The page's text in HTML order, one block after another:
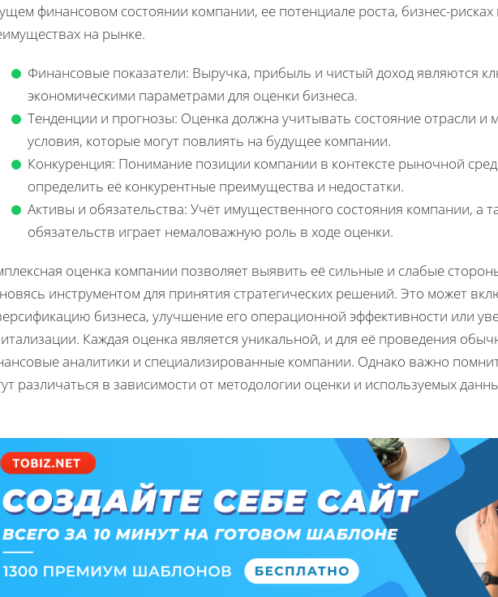
финансовом состоянии компании, ее потенциале роста, бизнес-рисках
на рынке.
Финансовые показатели: Выручка, прибыль и чистый доход являются
экономическими параметрами для оценки бизнеса.
Тенденции и прогнозы: Оценка должна учитывать состояние отрасли и
условия, которые могут повлиять на будущее компании.
Конкуренция: Понимание позиции компании в контексте рыночной
определить её конкурентные преимущества и недостатки.
Активы и обязательства: Учёт имущественного состояния компании, а
обязательств играет немаловажную роль в ходе оценки.
оценка компании позволяет выявить её сильные и слабые
инструментом для принятия стратегических решений. Это может
бизнеса, улучшение его операционной эффективности или
Каждая оценка является уникальной, и для её проведения
аналитики и специализированные компании. Однако важно
различаться в зависимости от методологии оценки и используемых